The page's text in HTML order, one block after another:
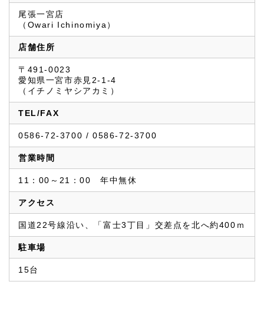
尾張一宮店
（Owari Ichinomiya）
店舗住所
〒491-0023
愛知県一宮市赤見2-1-4
（イチノミヤシアカミ）
TEL/FAX
0586-72-3700 / 0586-72-3700
営業時間
11：00～21：00　年中無休
アクセス
国道22号線沿い、「富士3丁目」交差点を北へ約400ｍ
駐車場
15台